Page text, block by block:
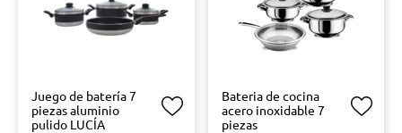
Juego de batería 7
piezas aluminio
pulido LUCÍA
Bateria de cocina
acero inoxidable 7
piezas